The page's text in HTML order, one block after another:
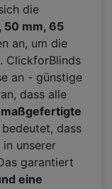
die
50 mm, 65
an, um die
ClickforBlinds
an - günstige
dass alle
maßgefertigte
dass
unserer
garantiert
eine